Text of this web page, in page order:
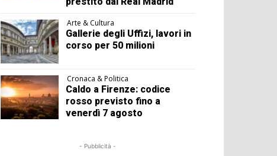
Arte & Cultura
Gallerie degli Uffizi, lavori in
corso per 50 milioni
Cronaca & Politica
Caldo a Firenze: codice
rosso previsto fino a
venerdì 7 agosto
- Pubblicità -